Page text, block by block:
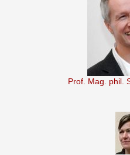
Prof. Mag. phil.